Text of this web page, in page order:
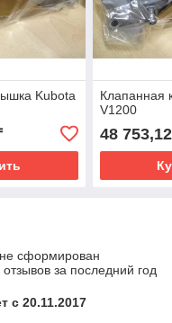
Kubota
Клапанная
V1200
48 753,12
не сформирован
за последний год
с 20.11.2017